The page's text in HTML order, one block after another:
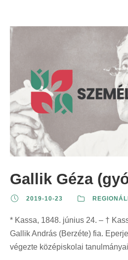
Gallik Géza
2019-10-23
* Kassa, 1848. június 24. – †
Gallik András (Berzéte) fia.
végezte középiskolai